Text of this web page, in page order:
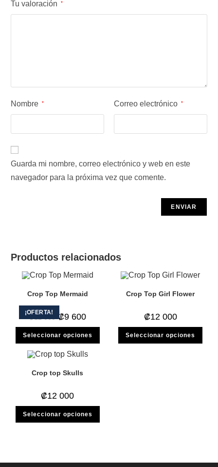
Tu valoración *
Nombre * Correo electrónico *
Guarda mi nombre, correo electrónico y web en este
navegador para la próxima vez que comente.
Productos relacionados
¡OFERTA!
Crop Top Mermaid
₡12 000 El
precio
original
era:
₡12
000.
₡9 600El
actual
es:
₡9
Seleccionar opciones
producto
tiene
la
Crop Top Girl Flower
₡12 000
Seleccionar opciones
tiene
Crop top Skulls
₡12 000
Seleccionar opciones
tiene
pueden